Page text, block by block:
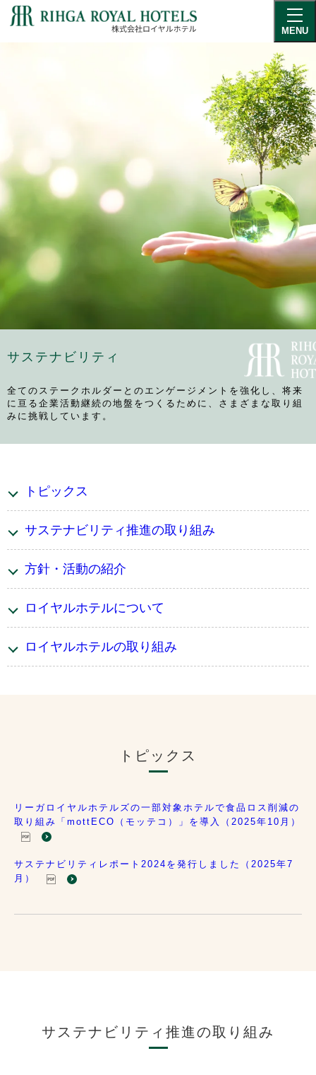
サステナビリティ
全てのステークホルダーとのエンゲージメントを強化し、 将来
に亘る企業活動継続の地盤をつくるために、さまざまな取り組
みに挑戦しています。
トピックス
サステナビリティ推進の取り組み
方針・活動の紹介
ロイヤルホテルについて
ロイヤルホテルの取り組み
トピックス
リーガロイヤルホテルズの一部対象ホテルで食品ロス削減の
取り組み「mottECO（モッテコ）」を導入（2025年10月）
サステナビリティレポート2024を発行しました（2025年7
月）
サステナビリティ推進の取り組み